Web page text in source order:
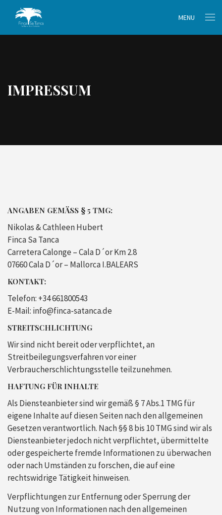
MENU
IMPRESSUM
ANGABEN GEMÄSS § 5 TMG:
Nikolas & Cathleen Hubert
Finca Sa Tanca
Carretera Calonge – Cala D´or Km 2.8
07660 Cala D´or – Mallorca I.BALEARS
KONTAKT:
Telefon: +34 661800543
E-Mail: info@finca-satanca.de
STREITSCHLICHTUNG
Wir sind nicht bereit oder verpflichtet, an
Streitbeilegungsverfahren vor einer
Verbraucherschlichtungsstelle teilzunehmen.
HAFTUNG FÜR INHALTE
Als Diensteanbieter sind wir gemäß § 7 Abs.1 TMG für
eigene Inhalte auf diesen Seiten nach den allgemeinen
Gesetzen verantwortlich. Nach §§ 8 bis 10 TMG sind wir als
Diensteanbieter jedoch nicht verpflichtet, übermittelte
oder gespeicherte fremde Informationen zu überwachen
oder nach Umständen zu forschen, die auf eine
rechtswidrige Tätigkeit hinweisen.
Verpflichtungen zur Entfernung oder Sperrung der
Nutzung von Informationen nach den allgemeinen